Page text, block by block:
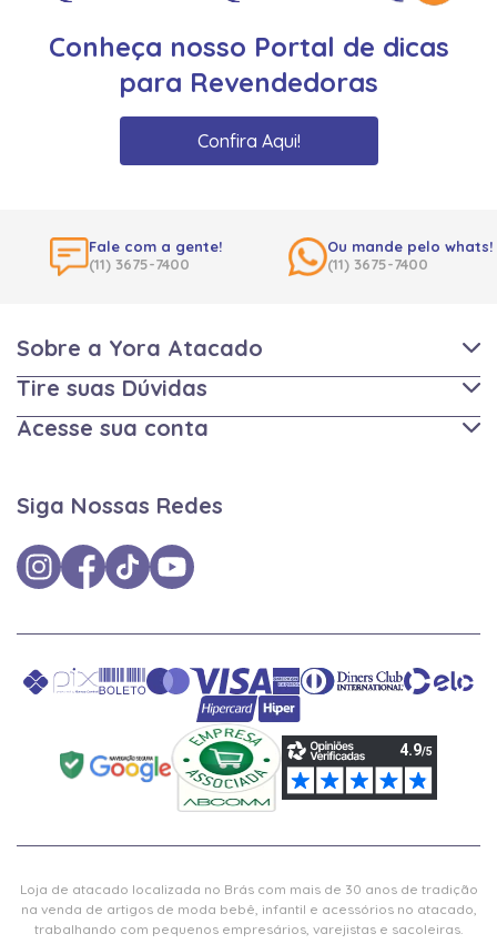
Conheça nosso Portal de dicas
para Revendedoras
Confira Aqui!
Fale com a gente!
(11) 3675-7400
Ou mande pelo whats!
(11) 3675-7400
Sobre a Yora Atacado
Tire suas Dúvidas
Acesse sua conta
Siga Nossas Redes
Loja de atacado localizada no Brás com mais de 30 anos de tradição
na venda de artigos de moda bebê, infantil e acessórios no atacado,
trabalhando com pequenos empresários, varejistas e sacoleiras.